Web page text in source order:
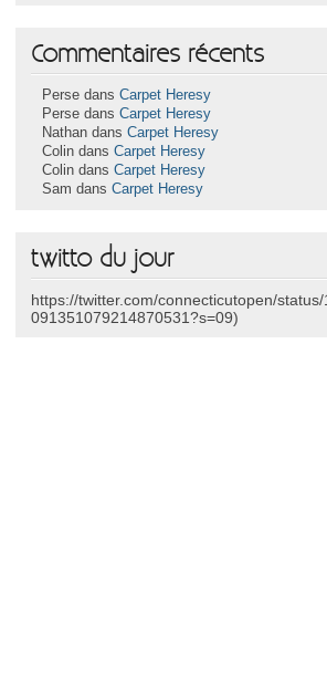
Commentaires récents
Perse dansCarpet Heresy
Perse dansCarpet Heresy
Nathan dansCarpet Heresy
Colin dansCarpet Heresy
Colin dansCarpet Heresy
Sam dansCarpet Heresy
twitto du jour
https://twitter.com/connecticutopen/status/
091351079214870531?s=09)